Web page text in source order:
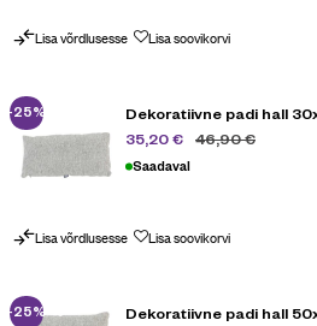
Lisa võrdlusesse Lisa soovikorvi
-25%
Dekoratiivne padi hall
46,90€
35,20€
Saadaval
Lisa võrdlusesse Lisa soovikorvi
-25%
Dekoratiivne padi hall